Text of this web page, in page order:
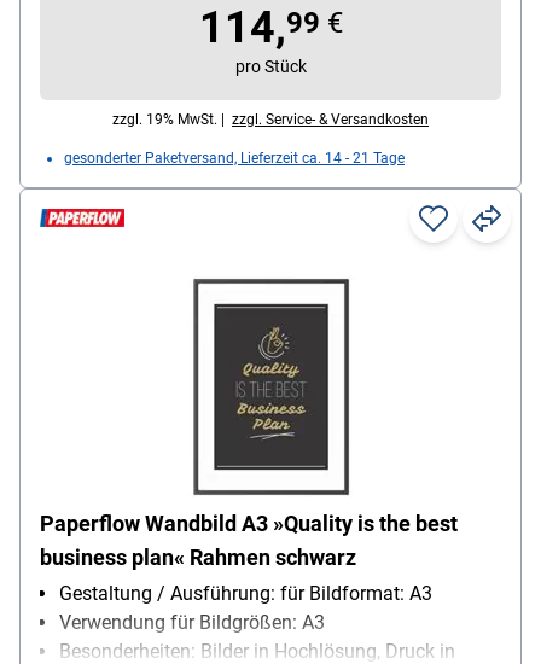
114,99 €
pro Stück
zzgl. 19% MwSt. | zzgl. Service- & Versandkosten
gesonderter Paketversand, Lieferzeit ca. 14 - 21 Tage
Paperflow Wandbild A3 »Quality is the best
business plan« Rahmen schwarz
Gestaltung / Ausführung: für Bildformat: A3
Verwendung für Bildgrößen: A3
Besonderheiten: Bilder in Hochlösung, Druck in